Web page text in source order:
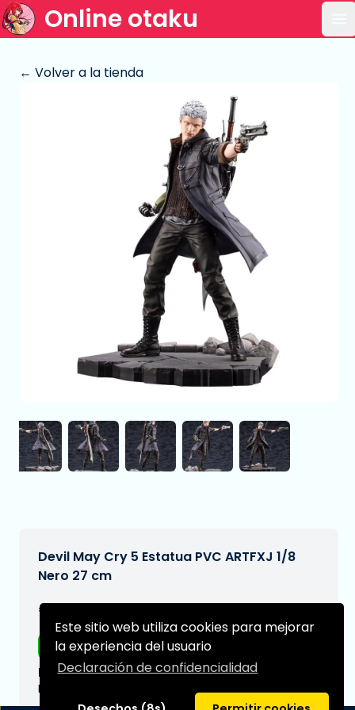
Este sitio web utiliza cookies para mejorar
la experiencia del usuario
Declaración de confidencialidad
Online otaku
← Volver a la tienda
Devil May Cry 5 Estatua PVC ARTFXJ 1/8
Nero 27 cm
€277,99
Envío gratis
Fecha de entrega prevista:
N/A